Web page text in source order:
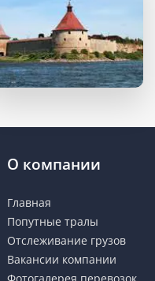
О компании
Главная
Попутные тралы
Отслеживание грузов
Вакансии компании